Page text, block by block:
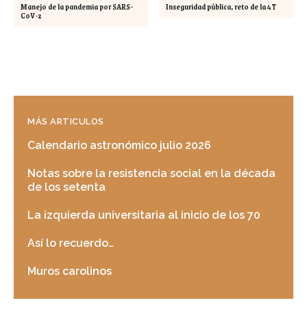
Manejo de la pandemia por SARS-
CoV-2
Inseguridad pública, reto de la 4T
MÁS ARTICULOS
Calendario astronómico julio 2026
Notas sobre la resistencia social en la década
de los setenta
La izquierda universitaria al inicio de los 70
Así lo recuerdo…
Muros carolinos